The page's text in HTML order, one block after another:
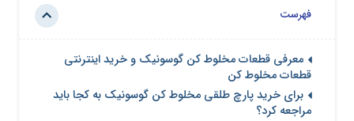
فهرست
معرفی قطعات مخلوط کن گوسونیک و خرید اینترنتی
قطعات مخلوط کن
برای خرید پارچ طلقی مخلوط کن گوسونیک به کجا باید
مراجعه کرد؟